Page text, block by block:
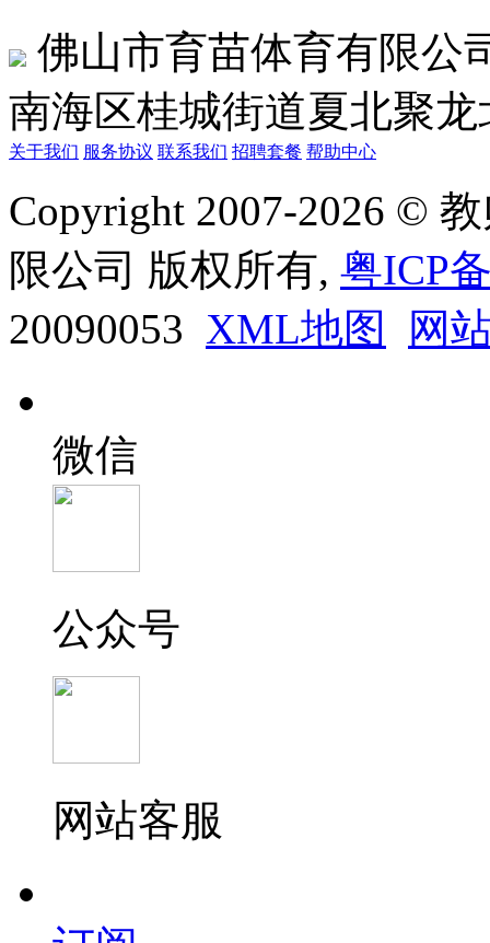
佛山市育苗体育有限公
南海区桂城街道夏北聚
关于我们 服务协议 联系我们 招聘套餐 帮助中心
Copyright 2007-2026 ©
限公司 版权所有, 粤ICP
20090053 XML地图 网
微信
公众号
网站客服